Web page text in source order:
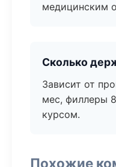
медицинским
Сколько
Зависит от
мес, филлеры
курсом.
Похожие